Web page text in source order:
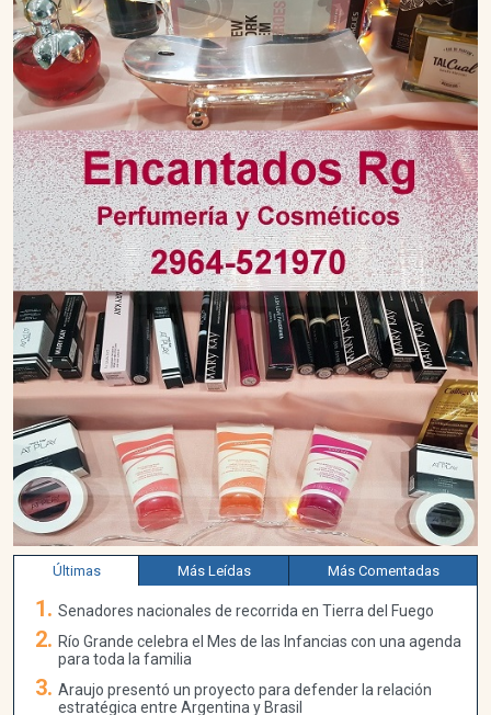
Últimas Más Leídas Más Comentadas
Senadores nacionales de recorrida en Tierra del Fuego
Río Grande celebra el Mes de las Infancias con una agenda
para toda la familia
Araujo presentó un proyecto para defender la relación
estratégica entre Argentina y Brasil